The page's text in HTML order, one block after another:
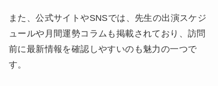
また、公式サイトやSNSでは、先生の出演スケジ
ュールや月間運勢コラムも掲載されており、訪問
前に最新情報を確認しやすいのも魅力の一つで
す。